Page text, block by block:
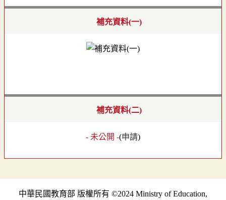
補充資料(一)
補充資料(二)
- 未公開 -(申請)
中華民國教育部 版權所有 ©2024 Ministry of Education,